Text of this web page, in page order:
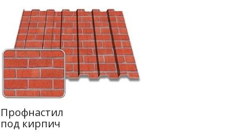
Профнастил
под кирпич